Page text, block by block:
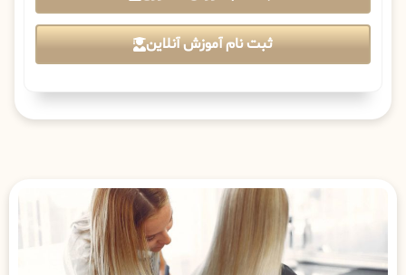
ثبت نام آموزش آنلاین